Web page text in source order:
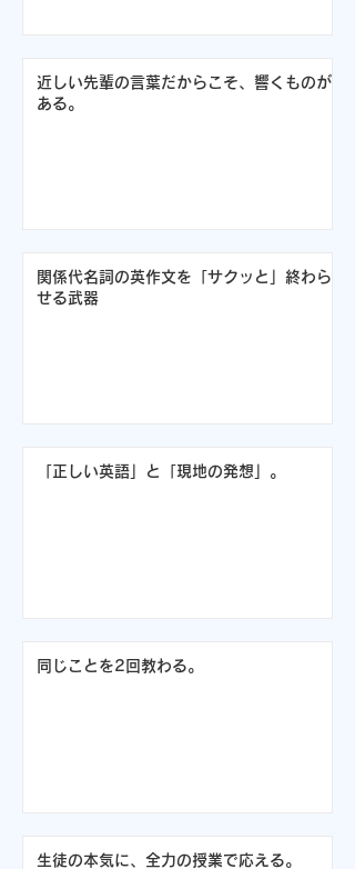
近しい先輩の言葉だからこそ、響くものが
ある。
関係代名詞の英作文を「サクッと」終わら
せる武器
「正しい英語」と「現地の発想」。
同じことを2回教わる。
生徒の本気に、全力の授業で応える。